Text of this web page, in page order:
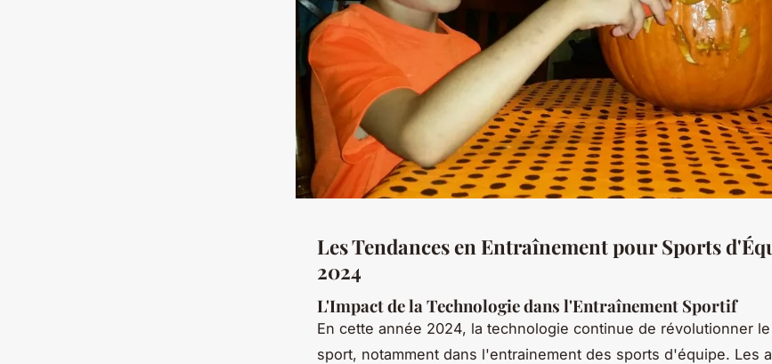
Les Tendances en Entraînement pour Sports
2024
L'Impact de la Technologie dans l'Entraînement Sportif
En cette année 2024, la technologie continue de révolutionner
sport, notamment dans l'entrainement des sports d'équipe. Les